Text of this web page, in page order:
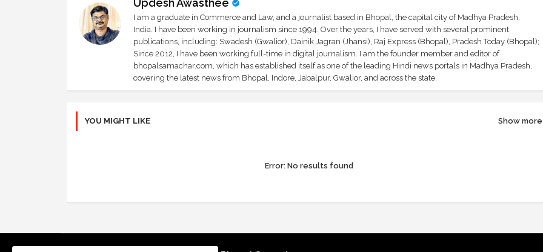
Updesh Awasthee
I am a graduate in Commerce and Law, and a journalist based in Bhopal, the capital city of Madhya Pradesh,
India. I have been working in journalism since 1994. Over the years, I have served with several prominent
publications, including: Swadesh (Gwalior), Dainik Jagran (Jhansi), Raj Express (Bhopal), Pradesh Today (Bhopal);
Since 2012, I have been working full-time in digital journalism. I am the founder member and editor of
bhopalsamachar.com, which has established itself as one of the leading Hindi news portals in Madhya Pradesh,
covering the latest news from Bhopal, Indore, Jabalpur, Gwalior, and across the state.
YOU MIGHT LIKE Show more
Error:No results found